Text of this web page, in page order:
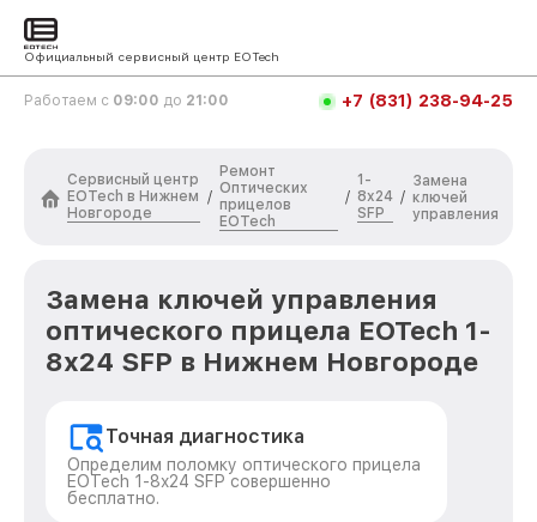
Официальный сервисный центр EOTech
Работаем с 09:00 до 21:00 +7 (831) 238-94-25
Сервисный центр
EOTech в Нижнем
Новгороде
/
Ремонт
Оптических
прицелов
EOTech
/
1-
8x24
SFP
/
Замена
ключей
управления
Замена ключей управления
оптического прицела EOTech 1-
8x24 SFP в Нижнем Новгороде
Точная диагностика
Определим поломку оптического прицела
EOTech 1-8x24 SFP совершенно
бесплатно.